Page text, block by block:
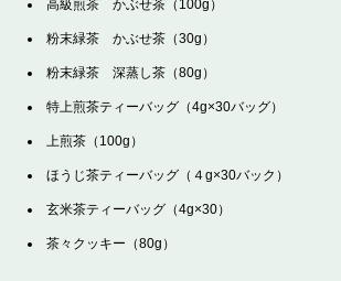
高級煎茶 かぶせ茶（100g）
粉末緑茶 かぶせ茶（30g）
粉末緑茶 深蒸し茶（80g）
特上煎茶ティーバッグ（4g×30バッグ）
上煎茶（100g）
ほうじ茶ティーバッグ（４g×30バック）
玄米茶ティーバッグ（4g×30）
茶々クッキー（80g）